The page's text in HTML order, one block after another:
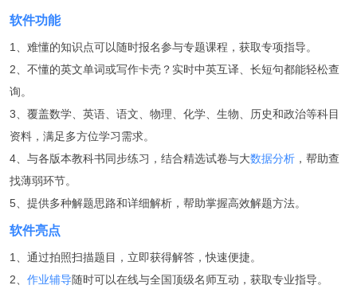
软件功能
1、难懂的知识点可以随时报名参与专题课程，获取专项指导。
2、不懂的英文单词或写作卡壳？实时中英互译、长短句都能轻松查
询。
3、覆盖数学、英语、语文、物理、化学、生物、历史和政治等科目
资料，满足多方位学习需求。
4、与各版本教科书同步练习，结合精选试卷与大数据分析 ，帮助查
找薄弱环节。
5、提供多种解题思路和详细解析，帮助掌握高效解题方法。
软件亮点
1、通过拍照扫描题目，立即获得解答，快速便捷。
2、 作业辅导随时可以在线与全国顶级名师互动，获取专业指导。